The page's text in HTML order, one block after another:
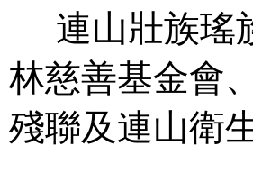
連山壯族瑤
林慈善基金會
殘聯及連山衛